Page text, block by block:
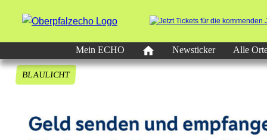
Mein ECHO Newsticker Alle
BLAULICHT